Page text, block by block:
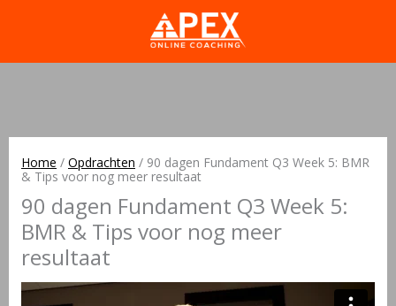
Home / Opdrachten / 90 dagen Fundament Q3 Week 5: BMR
& Tips voor nog meer resultaat
90 dagen Fundament Q3 Week 5:
BMR & Tips voor nog meer
resultaat